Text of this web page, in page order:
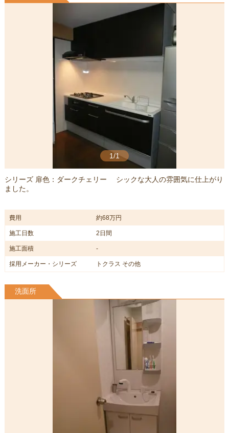
1/1
シリーズ 扉色：ダークチェリー シックな大人の雰囲気に仕上がり
ました。
費用 約68万円
施工日数 2日間
施工面積 -
採用メーカー・シリーズ トクラス その他
洗面所